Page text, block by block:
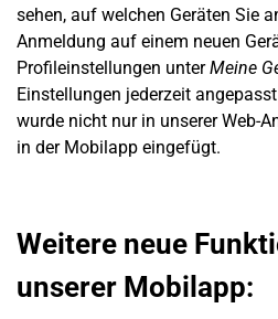
sehen, auf welchen Geräten Sie
Anmeldung auf einem neuen
Profileinstellungen unterMeine
Einstellungen jederzeit
wurde nicht nur in unserer Web-
in der Mobilapp eingefügt.
Weitere neue
unserer Mobilapp: